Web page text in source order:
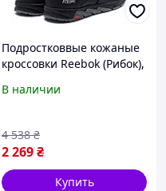
Подростковвые кожаные
кроссовки Reebok (Рибок),
черные, кеды. Мужская
В наличии
2 269₴
4 538 ₴
Купить